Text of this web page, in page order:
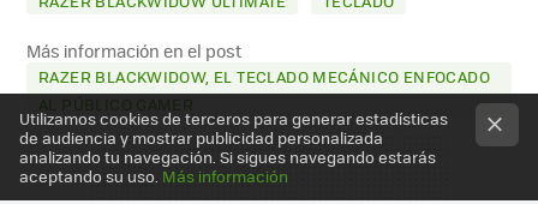
Más información en el post
RAZER BLACKWIDOW, EL TECLADO MECÁNICO ENFOCADO
Utilizamos cookies de terceros para generar estadísticas
de audiencia y mostrar publicidad personalizada
analizando tu navegación. Si sigues navegando estarás
aceptando su uso. Más información